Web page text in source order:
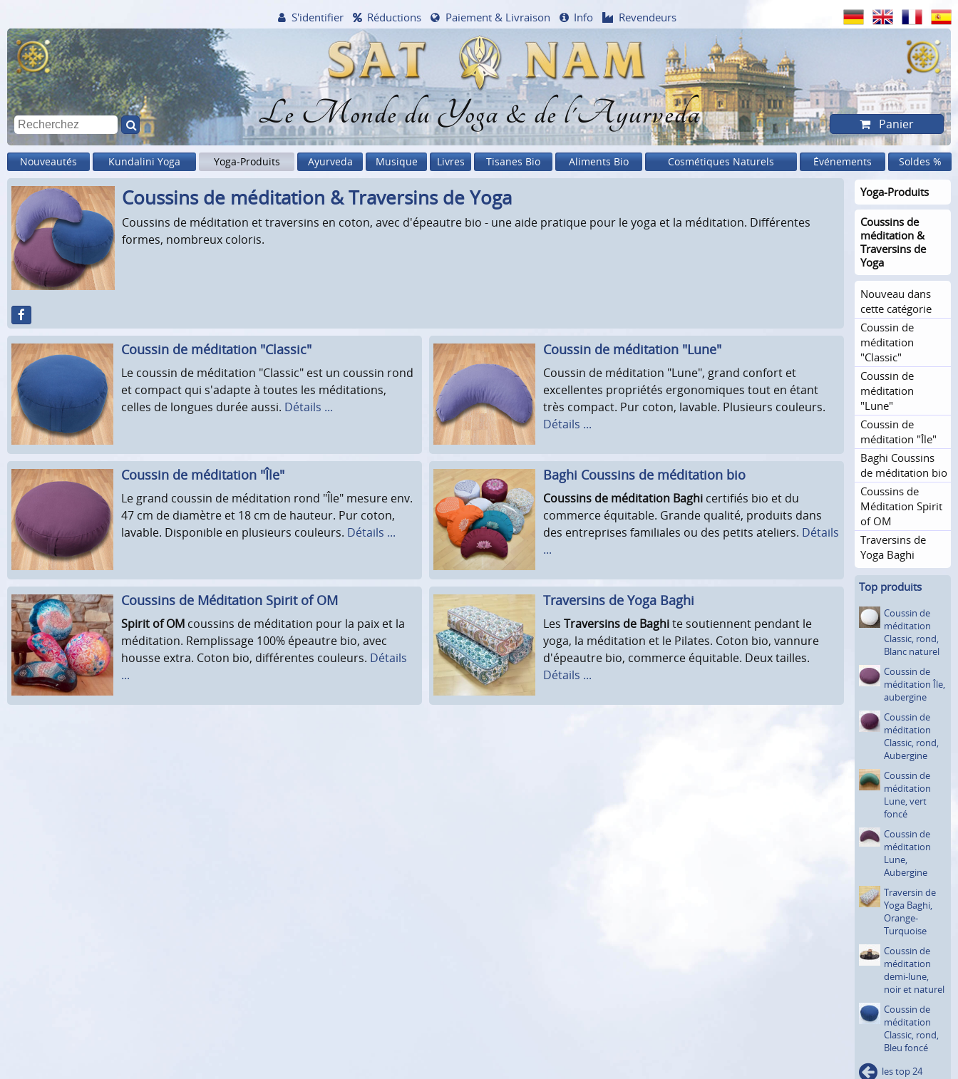
Le Monde du Yoga & de l'Ayurveda
S'identifier Réductions Paiement & Livraison Info Revendeurs
Panier
Nouveautés Kundalini Yoga Yoga-Produits Ayurveda Musique Livres Tisanes Bio Aliments Bio Cosmétiques Naturels Événements Soldes %
Coussins de méditation & Traversins de Yoga
Coussins de méditation et traversins en coton, avec d'épeautre bio - une aide pratique pour le yoga et la méditation. Différentes
formes, nombreux coloris.
Coussin de méditation "Classic"
Le coussin de méditation "Classic" est un coussin rond
et compact qui s'adapte à toutes les méditations,
celles de longues durée aussi. Détails ...
Coussin de méditation "Lune"
Coussin de méditation "Lune", grand confort et
excellentes propriétés ergonomiques tout en étant
très compact. Pur coton, lavable. Plusieurs couleurs.
Détails ...
Coussin de méditation "Île"
Le grand coussin de méditation rond "Île" mesure env.
47 cm de diamètre et 18 cm de hauteur. Pur coton,
lavable. Disponible en plusieurs couleurs. Détails ...
Baghi Coussins de méditation bio
Coussins de méditation Baghicertifiés bio et du
commerce équitable. Grande qualité, produits dans
des entreprises familiales ou des petits ateliers. Détails
...
Coussins de Méditation Spirit of OM
Spirit of OM coussins de méditation pour la paix et la
méditation. Remplissage 100% épeautre bio, avec
housse extra. Coton bio, différentes couleurs. Détails
...
Traversins de Yoga Baghi
Les Traversins de Baghite soutiennent pendant le
yoga, la méditation et le Pilates. Coton bio, vannure
d'épeautre bio, commerce équitable. Deux tailles.
Détails ...
Yoga-Produits
Coussins de
méditation &
Traversins de
Yoga
Nouveau dans
cette catégorie
Coussin de
méditation
"Classic"
Coussin de
méditation
"Lune"
Coussin de
méditation "Île"
Baghi Coussins
de méditation bio
Coussins de
Méditation Spirit
of OM
Traversins de
Yoga Baghi
Top produits
Coussin de
méditation
Classic, rond,
Blanc naturel
Coussin de
méditation Île,
aubergine
Coussin de
méditation
Classic, rond,
Aubergine
Coussin de
méditation
Lune, vert
foncé
Coussin de
méditation
Lune,
Aubergine
Traversin de
Yoga Baghi,
Orange-
Turquoise
Coussin de
méditation
demi-lune,
noir et naturel
Coussin de
méditation
Classic, rond,
Bleu foncé
les top 24